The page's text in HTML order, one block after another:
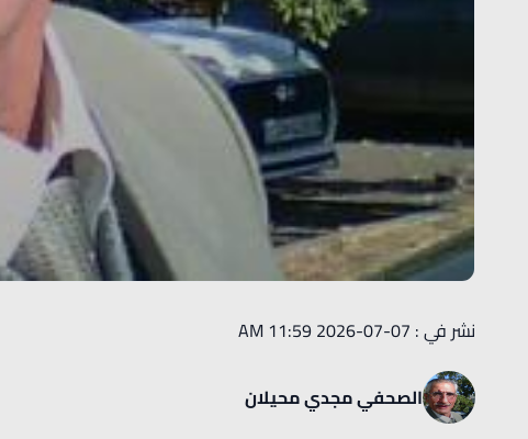
نشر في : 07-07-2026 11:59 AM
الصحفي مجدي محيلان